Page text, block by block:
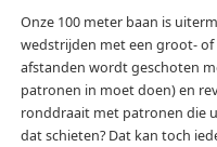
Onze 100 meter baan is
wedstrijden met een groot- of
afstanden wordt geschoten
patronen in moet doen) en
ronddraait met patronen die
dat schieten? Dat kan toch